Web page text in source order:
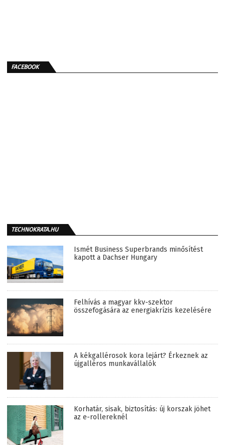
FACEBOOK
TECHNOKRATA.HU
Ismét Business Superbrands minősítést
kapott a Dachser Hungary
Felhívás a magyar kkv-szektor
összefogására az energiakrízis kezelésére
A kékgallérosok kora lejárt? Érkeznek az
újgalléros munkavállalók
Korhatár, sisak, biztosítás: új korszak jöhet
az e-rollereknél